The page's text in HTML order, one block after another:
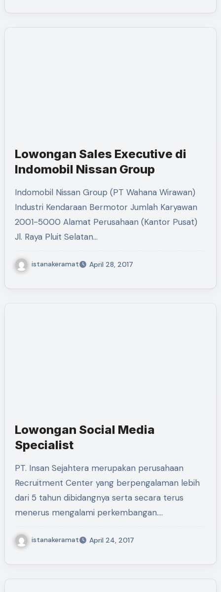
Lowongan Sales Executive di
Indomobil Nissan Group
Indomobil Nissan Group (PT Wahana Wirawan)
Industri Kendaraan Bermotor Jumlah Karyawan
2001-5000 Alamat Perusahaan (Kantor Pusat)
Jl. Raya Pluit Selatan…
istanakeramat April 28, 2017
Lowongan Social Media
Specialist
PT. Insan Sejahtera merupakan perusahaan
Recruitment Center yang berpengalaman lebih
dari 5 tahun dibidangnya serta secara terus
menerus mengalami perkembangan.…
istanakeramat April 24, 2017